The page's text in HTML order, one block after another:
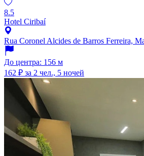
8.5
Hotel Ciribaí
Rua Coronel Alcides de Barros Ferreira,
До центра: 156 м
162 ₽ за 2 чел., 5 ночей